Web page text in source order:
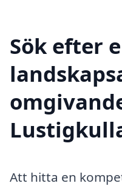
Sök efter
Att hitta en